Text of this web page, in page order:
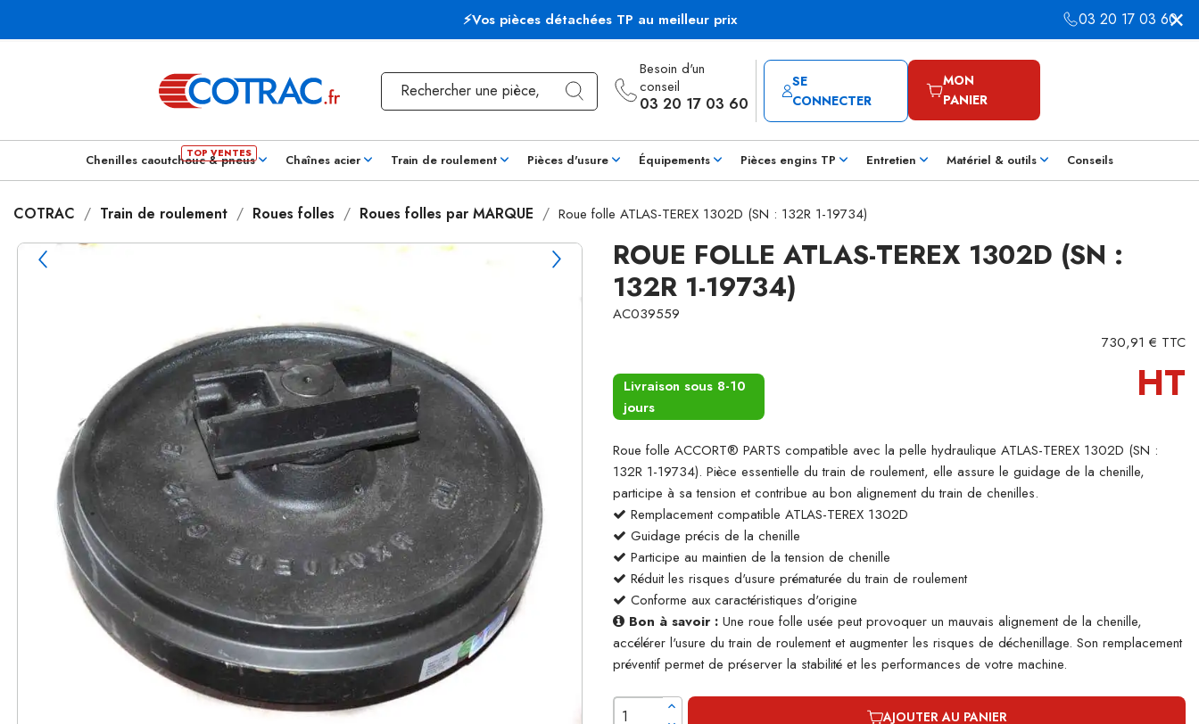
⚡Vos pièces détachées TP au meilleur prix 03 20 17 03 60
Besoin d'un
conseil
03 20 17 03 60
SE
CONNECTER
MON
PANIER
Chenilles caoutchouc & pneus Chaînes acier Train de roulement Pièces d'usure Équipements Pièces engins TP Entretien Matériel & outils Conseils
COTRAC Train de roulement Roues folles Roues folles par MARQUE Roue folle ATLAS-TEREX 1302D (SN : 132R 1-19734)
ROUE FOLLE ATLAS-TEREX 1302D (SN :
132R 1-19734)
AC039559
730,91 € TTC
Livraison sous 8-10
jours
HT
Roue folle ACCORT® PARTS compatible avec la pelle hydraulique ATLAS-TEREX 1302D (SN :
132R 1-19734). Pièce essentielle du train de roulement, elle assure le guidage de la chenille,
participe à sa tension et contribue au bon alignement du train de chenilles.
Remplacement compatible ATLAS-TEREX 1302D
Guidage précis de la chenille
Participe au maintien de la tension de chenille
Réduit les risques d'usure prématurée du train de roulement
Conforme aux caractéristiques d'origine
Bon à savoir : Une roue folle usée peut provoquer un mauvais alignement de la chenille,
accélérer l'usure du train de roulement et augmenter les risques de déchenillage. Son remplacement
préventif permet de préserver la stabilité et les performances de votre machine.
AJOUTER AU PANIER